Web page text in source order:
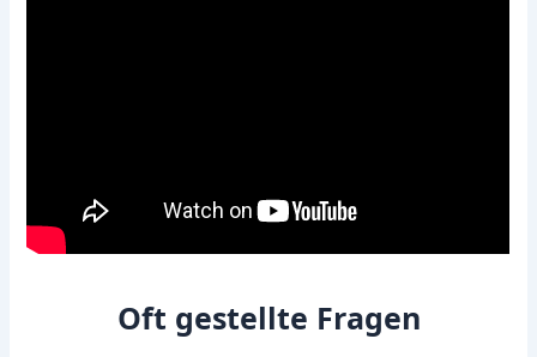
Oft gestellte Fragen